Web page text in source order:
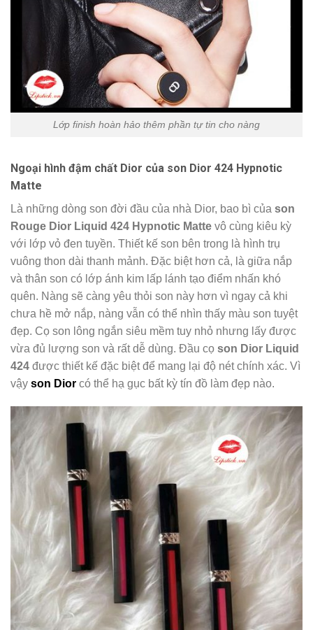
Lớp finish hoàn hảo thêm phần tự tin cho nàng
Ngoại hình đậm chất Dior của son Dior 424 Hypnotic
Matte
Là những dòng son đời đầu của nhà Dior, bao bì của son
Rouge Dior Liquid 424 Hypnotic Matte vô cùng kiêu kỳ
với lớp vỏ đen tuyền. Thiết kế son bên trong là hình trụ
vuông thon dài thanh mảnh. Đặc biệt hơn cả, là giữa nắp
và thân son có lớp ánh kim lấp lánh tạo điểm nhấn khó
quên. Nàng sẽ càng yêu thỏi son này hơn vì ngay cả khi
chưa hề mở nắp, nàng vẫn có thể nhìn thấy màu son tuyệt
đẹp. Cọ son lông ngắn siêu mềm tuy nhỏ nhưng lấy được
vừa đủ lượng son và rất dễ dùng. Đầu cọ son Dior Liquid
424 được thiết kế đặc biệt để mang lại độ nét chính xác. Vì
vậy son Dior có thể hạ gục bất kỳ tín đồ làm đẹp nào.